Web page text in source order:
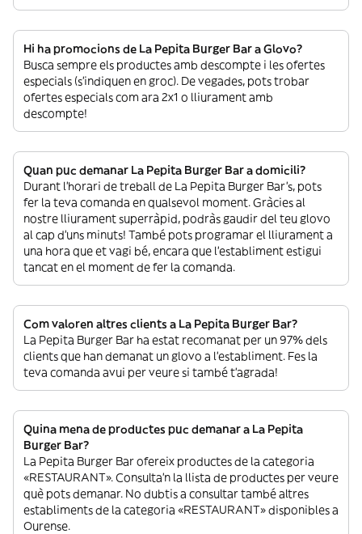
Hi ha promocions de La Pepita Burger Bar a Glovo?
Busca sempre els productes amb descompte i les ofertes
especials (s’indiquen en groc). De vegades, pots trobar
ofertes especials com ara 2x1 o lliurament amb
descompte!
Quan puc demanar La Pepita Burger Bar a domicili?
Durant l’horari de treball de La Pepita Burger Bar’s, pots
fer la teva comanda en qualsevol moment. Gràcies al
nostre lliurament superràpid, podràs gaudir del teu glovo
al cap d’uns minuts! També pots programar el lliurament a
una hora que et vagi bé, encara que l’establiment estigui
tancat en el moment de fer la comanda.
Com valoren altres clients a La Pepita Burger Bar?
La Pepita Burger Bar ha estat recomanat per un 97% dels
clients que han demanat un glovo a l’establiment. Fes la
teva comanda avui per veure si també t’agrada!
Quina mena de productes puc demanar a La Pepita
Burger Bar?
La Pepita Burger Bar ofereix productes de la categoria
«RESTAURANT». Consulta’n la llista de productes per veure
què pots demanar. No dubtis a consultar també altres
establiments de la categoria «RESTAURANT» disponibles a
Ourense.